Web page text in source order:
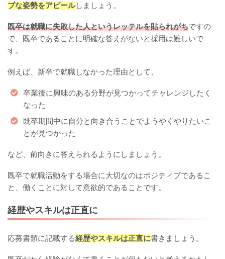
ブな姿勢をアピールしましょう。
既卒は就職に失敗した人というレッテルを貼られがちですの
で、既卒であることに明確な答えがないと採用は難しいで
す。
例えば、新卒で就職しなかった理由として、
卒業後に興味のある分野が見つかってチャレンジしたく
なった
既卒期間中に自分と向き合うことでようやくやりたいこ
とが見つかった
など、前向きに答えられるようにしましょう。
既卒で就職活動をする場合に大切なのはポジティブであるこ
と、働くことに対して意欲的であることです。
経歴やスキルは正直に
応募書類に記載する経歴やスキルは正直に書きましょう。